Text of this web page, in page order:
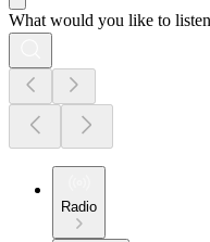
What would you like to
Radio